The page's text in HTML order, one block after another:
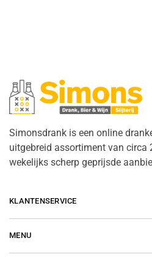
Simonsdrank is een online
uitgebreid assortiment van circa
wekelijks scherp geprijsde
KLANTENSERVICE
MENU